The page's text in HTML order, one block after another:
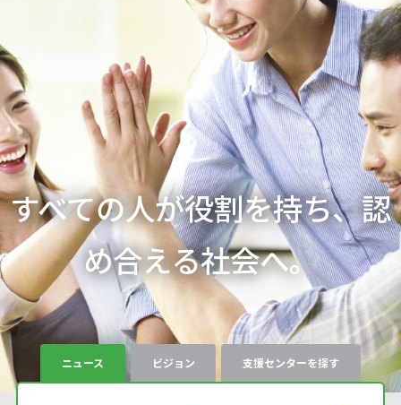
すべての人が役割を持ち、認
め合える社会へ。
ニュース ビジョン 支援センターを探す